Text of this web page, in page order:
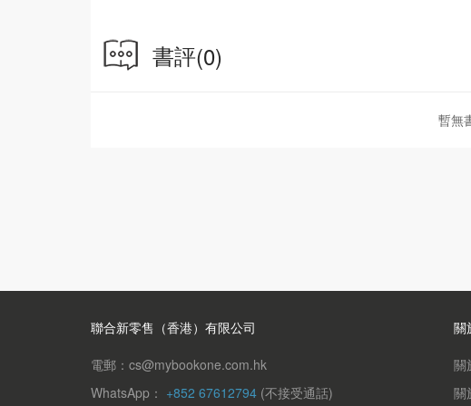
書評(0)
暫無
聯合新零售（香港）有限公司
電郵：cs@mybookone.com.hk
WhatsApp： +852 67612794 (不接受通話)
關
關
關